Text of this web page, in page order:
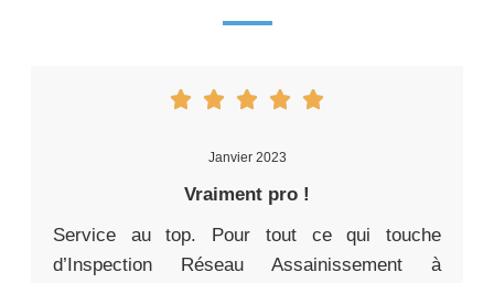
Janvier 2023
Vraiment pro !
Service au top. Pour tout ce qui touche
d’Inspection Réseau Assainissement à